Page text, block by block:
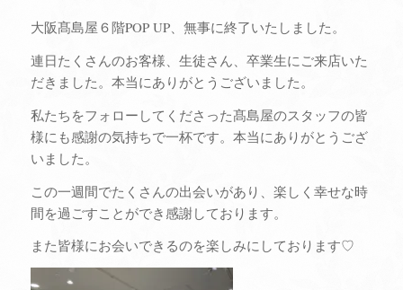
大阪髙島屋６階POP UP、無事に終了いたしました。
連日たくさんのお客様、生徒さん、卒業生にご来店いた
だきました。本当にありがとうございました。
私たちをフォローしてくださった髙島屋のスタッフの皆
様にも感謝の気持ちで一杯です。本当にありがとうござ
いました。
この一週間でたくさんの出会いがあり、楽しく幸せな時
間を過ごすことができ感謝しております。
また皆様にお会いできるのを楽しみにしております♡